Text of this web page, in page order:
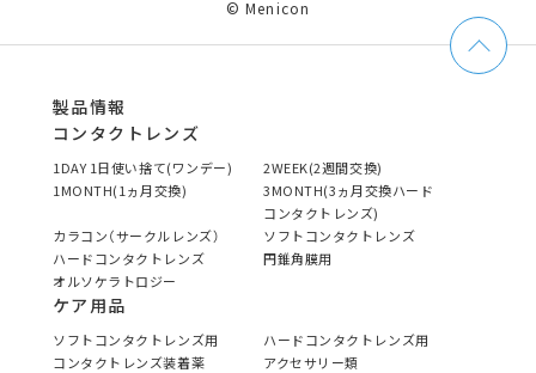
© Menicon
製品情報
コンタクトレンズ
1DAY 1日使い捨て(ワンデー)
2WEEK(2週間交換)
1MONTH(1ヵ月交換)
3MONTH(3ヵ月交換ハード
コンタクトレンズ)
カラコン（サークルレンズ）
ソフトコンタクトレンズ
ハードコンタクトレンズ
円錐角膜用
オルソケラトロジー
ケア用品
ソフトコンタクトレンズ用
ハードコンタクトレンズ用
コンタクトレンズ装着薬
アクセサリー類